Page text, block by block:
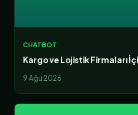
CHATBOT
Kargo ve Lojistik Firmaları
9 Ağu 2026